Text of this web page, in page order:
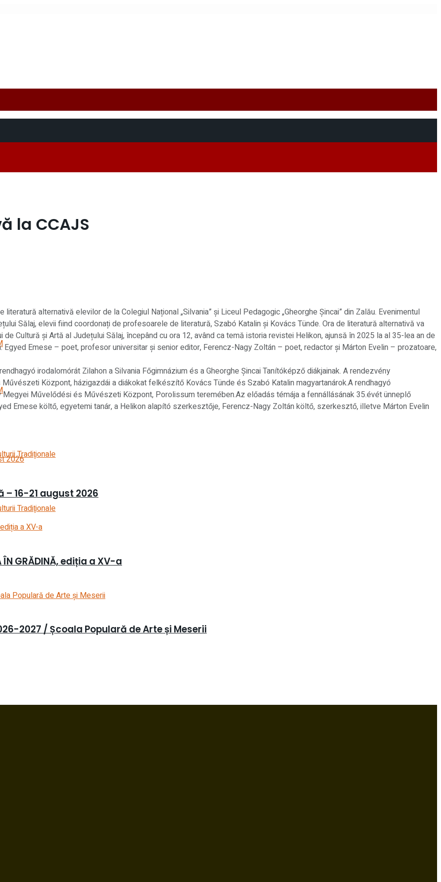
Tradiţionale
Tradiţionale
la CCAJS
alternativă elevilor de la Colegiul Național „Silvania” și Liceul Pedagogic „Gheorghe Șincai” din Zalău. Evenimentul
Sălaj, elevii fiind coordonați de profesoarele de literatură, Szabó Katalin și Kovács Tünde. Ora de literatură alternativă va
Cultură și Artă al Județului Sălaj, începând cu ora 12, având ca temă istoria revistei Helikon, ajunsă în 2025 la al 35-lea an de
Emese – poet, profesor universitar și senior editor, Ferencz-Nagy Zoltán – poet, redactor și Márton Evelin – prozatoare,
irodalomórát Zilahon a Silvania Főgimnázium és a Gheorghe Șincai Tanítóképző diákjainak. A rendezvény
Központ, házigazdái a diákokat felkészítő Kovács Tünde és Szabó Katalin magyartanárok.A rendhagyó
Művelődési és Művészeti Központ, Porolissum teremében.Az előadás témája a fennállásának 35.évét ünneplő
Emese költő, egyetemi tanár, a Helikon alapító szerkesztője, Ferencz-Nagy Zoltán költő, szerkesztő, illetve Márton Evelin
16-21 august 2026
GRĂDINĂ, ediția a XV-a
2027 / Școala Populară de Arte și Meserii